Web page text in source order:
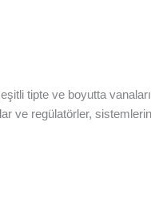
tipte ve boyutta
ve regülatörler,